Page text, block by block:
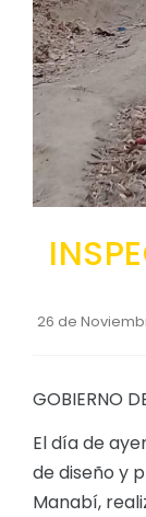
GESTIÓN
Plan
Plan
Plan
Cédulas
Obras
26 de
GOBIERNO
El día de
de diseño y
Manabí,